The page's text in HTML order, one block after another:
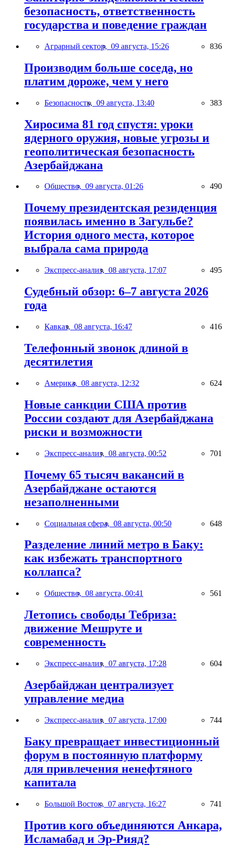
безопасность, ответственность
государства и поведение граждан
Аграрный сектор, 09 августа, 15:26 836
Производим больше соседа, но
платим дороже, чем у него
Безопасность, 09 августа, 13:40 383
Хиросима 81 год спустя: уроки
ядерного оружия, новые угрозы и
геополитическая безопасность
Азербайджана
Общество, 09 августа, 01:26 490
Почему президентская резиденция
появилась именно в Загульбе?
История одного места, которое
выбрала сама природа
Экспресс-анализ, 08 августа, 17:07 495
Судебный обзор: 6–7 августа 2026
года
Кавказ, 08 августа, 16:47 416
Телефонный звонок длиной в
десятилетия
Америка, 08 августа, 12:32 624
Новые санкции США против
России создают для Азербайджана
риски и возможности
Экспресс-анализ, 08 августа, 00:52 701
Почему 65 тысяч вакансий в
Азербайджане остаются
незаполненными
Социальная сфера, 08 августа, 00:50 648
Разделение линий метро в Баку:
как избежать транспортного
коллапса?
Общество, 08 августа, 00:41 561
Летопись свободы Тебриза:
движение Мешруте и
современность
Экспресс-анализ, 07 августа, 17:28 604
Азербайджан централизует
управление медиа
Экспресс-анализ, 07 августа, 17:00 744
Баку превращает инвестиционный
форум в постоянную платформу
для привлечения ненефтяного
капитала
Большой Восток, 07 августа, 16:27 741
Против кого объединяются Анкара,
Исламабад и Эр-Рияд?